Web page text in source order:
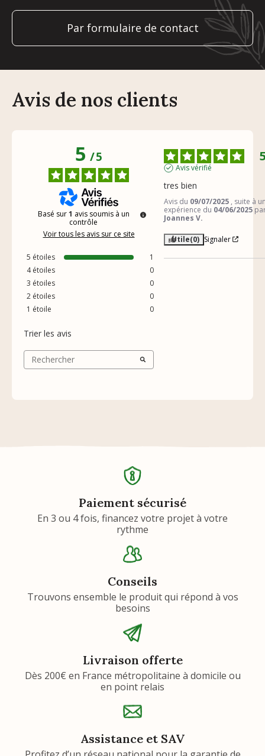
Par formulaire de contact
Avis de nos clients
5/5
Basé sur1 avis soumis à un
contrôle
Voir tous les avis sur ce site
5 étoiles
1
4étoiles
0
3 étoiles
0
2 étoiles
0
1 étoile 0
Trier les avis
Avis vérifié
tres bien
Avis du 09/07/2025 , suite à
expérience du 04/06/2025
Joannes V.
Utile(0) Signaler
Paiement sécurisé
En 3 ou 4 fois, financez votre projet à votre
rythme
Conseils
Trouvons ensemble le produit qui répond à vos
besoins
Livraison offerte
Dès 200€ en France métropolitaine à domicile ou
en point relais
Assistance et SAV